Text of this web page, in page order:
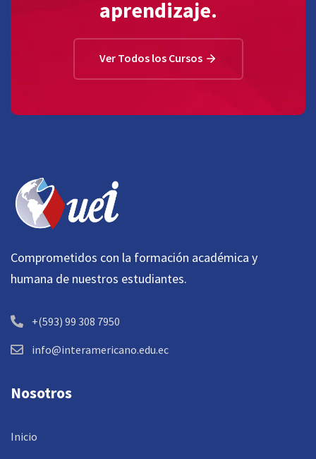
aprendizaje.
Ver Todos los Cursos
Comprometidos con la formación académica y
humana de nuestros estudiantes.
+(593) 99 308 7950
info@interamericano.edu.ec
Nosotros
Inicio